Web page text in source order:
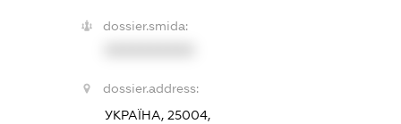
dossier.smida:
dossier.address:
УКРАЇНА, 25004,